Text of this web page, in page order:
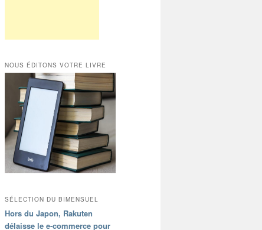
NOUS ÉDITONS VOTRE LIVRE
SÉLECTION DU BIMENSUEL
Hors du Japon, Rakuten
délaisse le e-commerce pour